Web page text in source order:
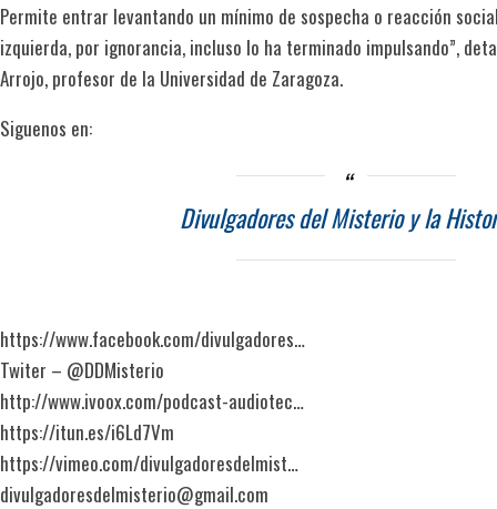
Permite entrar levantando un mínimo de sospecha o reacción
izquierda, por ignorancia, incluso lo ha terminado impulsando”,
Arrojo, profesor de la Univer­si­dad de Zaragoza.
Siguenos en:
Divulgadores del Misterio y la
https://www.facebook.com/divulgadores…
Twiter – @DDMisterio
http://www.ivoox.com/podcast-audiotec…
https://itun.es/i6Ld7Vm
https://vimeo.com/divulgadoresdelmist…
divulgadoresdelmisterio@gmail.com